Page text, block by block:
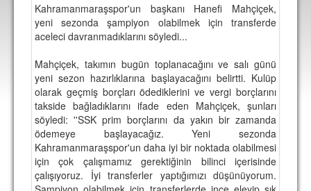
TRANSFERLER
TARAFTAR
BİLETLER
DEPLASMAN
LİSANSLI ÜRÜNLER
MULTİMEDYA
FOTOĞRAF & VİDEOLAR
Kahramanmaraşspor'un başkanı Hanefi Mahçiçek,
yeni sezonda şampiyon olabilmek için transferde
aceleci davranmadıklarını söyledi...
Mahçiçek, takımın bugün toplanacağını ve salı günü
yeni sezon hazırlıklarına başlayacağını belirtti. Kulüp
olarak geçmiş borçları ödediklerini ve vergi borçlarını
takside bağladıklarını ifade eden Mahçiçek, şunları
söyledi: ''SSK prim borçlarını da yakın bir zamanda
ödemeye başlayacağız. Yeni sezonda
Kahramanmaraşspor'un daha iyi bir noktada olabilmesi
için çok çalışmamız gerektiğinin bilinci içerisinde
çalışıyoruz. İyi transferler yaptığımızı düşünüyorum.